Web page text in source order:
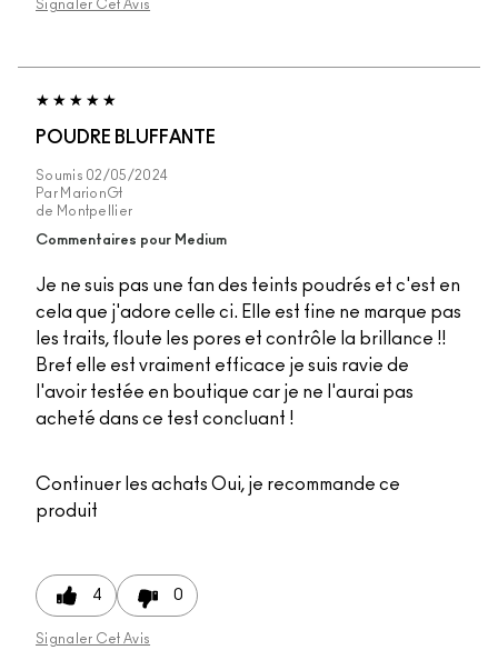
Signaler Cet Avis
POUDRE BLUFFANTE
Soumis 02/05/2024
Par MarionGt
de Montpellier
Commentaires pour Medium
Je ne suis pas une fan des teints poudrés et c'est en
cela que j'adore celle ci. Elle est fine ne marque pas
les traits, floute les pores et contrôle la brillance !!
Bref elle est vraiment efficace je suis ravie de
l'avoir testée en boutique car je ne l'aurai pas
acheté dans ce test concluant !
Continuer les achats Oui, je recommande ce
produit
4 0
Signaler Cet Avis